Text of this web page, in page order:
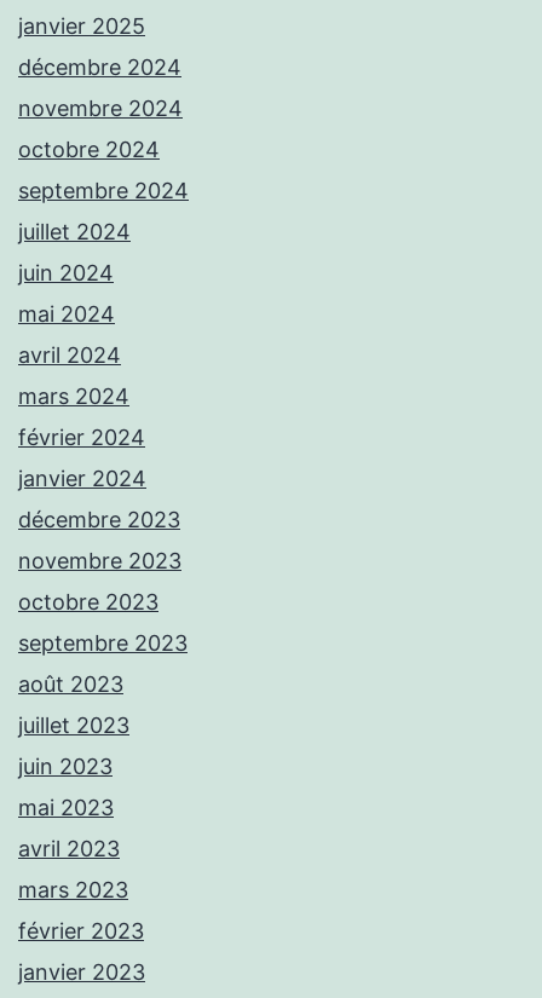
janvier 2025
décembre 2024
novembre 2024
octobre 2024
septembre 2024
juillet 2024
juin 2024
mai 2024
avril 2024
mars 2024
février 2024
janvier 2024
décembre 2023
novembre 2023
octobre 2023
septembre 2023
août 2023
juillet 2023
juin 2023
mai 2023
avril 2023
mars 2023
février 2023
janvier 2023